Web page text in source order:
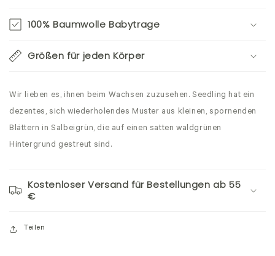
100% Baumwolle Babytrage
Größen für jeden Körper
Wir lieben es, ihnen beim Wachsen zuzusehen. Seedling hat ein
dezentes, sich wiederholendes Muster aus kleinen, spornenden
Blättern in Salbeigrün, die auf einen satten waldgrünen
Hintergrund gestreut sind.
Kostenloser Versand für Bestellungen ab 55
€
Teilen